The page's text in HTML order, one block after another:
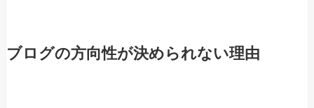
ブログの方向性が決められない理由